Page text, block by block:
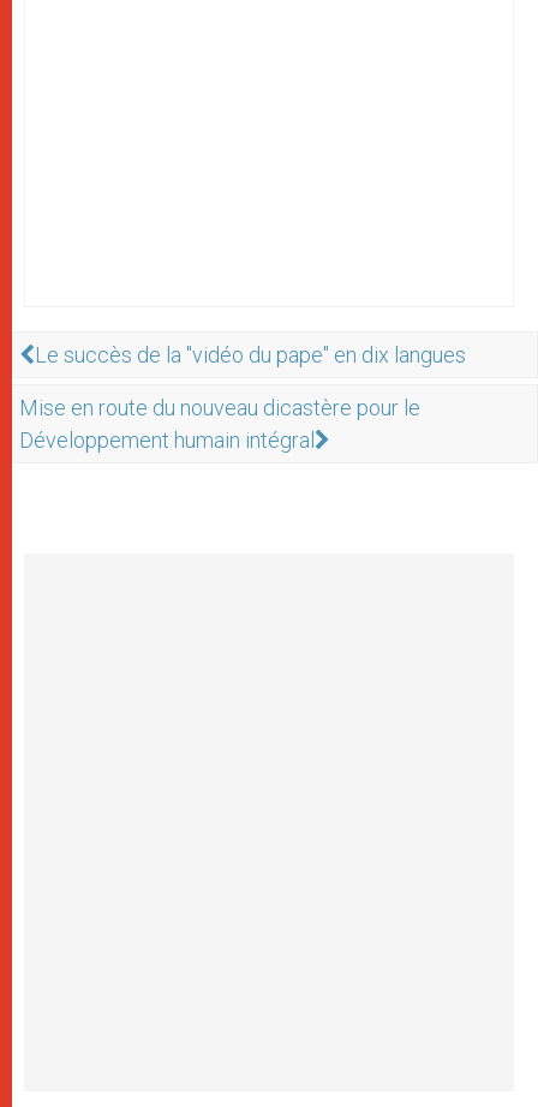
Le succès de la "vidéo du pape" en dix langues
Mise en route du nouveau dicastère pour le
Développement humain intégral